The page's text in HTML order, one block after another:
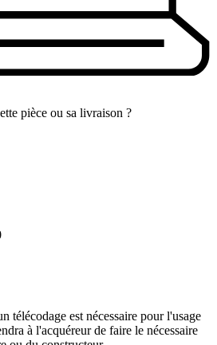
pièce ou sa livraison ?
télécodage est nécessaire pour l'usage
à l'acquéreur de faire le nécessaire